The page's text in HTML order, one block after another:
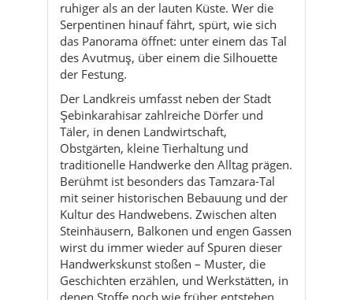
Der Landkreis umfasst neben der Stadt
Şebinkarahisar zahlreiche Dörfer und
Täler, in denen Landwirtschaft,
Obstgärten, kleine Tierhaltung und
traditionelle Handwerke den Alltag prägen.
Berühmt ist besonders das Tamzara-Tal
mit seiner historischen Bebauung und der
Kultur des Handwebens. Zwischen alten
Steinhäusern, Balkonen und engen Gassen
wirst du immer wieder auf Spuren dieser
Handwerkskunst stoßen – Muster, die
Geschichten erzählen, und Werkstätten, in
denen Stoffe noch wie früher entstehen.
Geschichtlich war Şebinkarahisar lange als
Karahisar-ı Şarkî bekannt, eine
Festungsstadt an einer wichtigen Route
zwischen Inneranatolien und der